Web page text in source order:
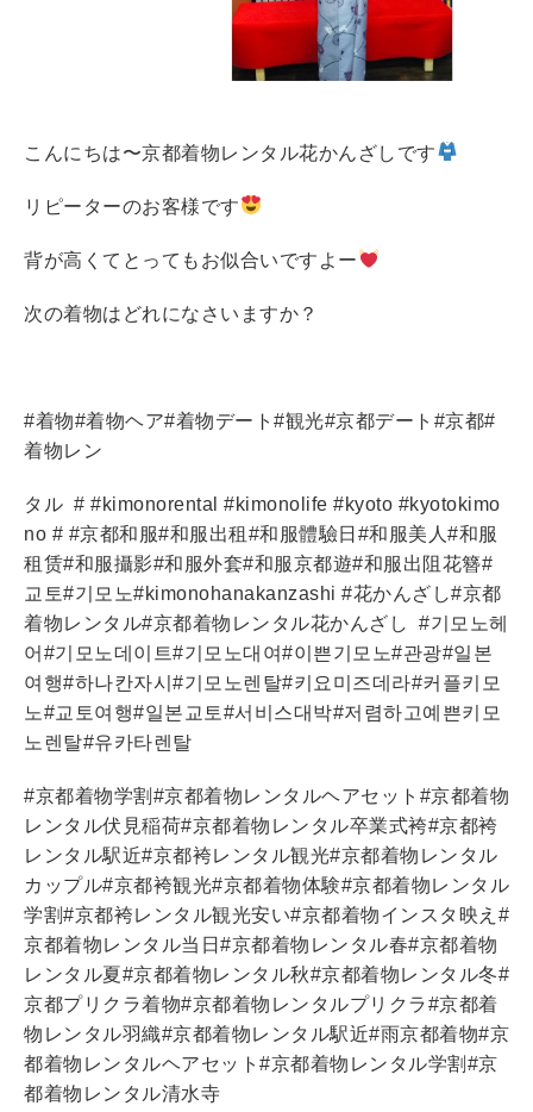
こんにちは〜京都着物レンタル花かんざしです
リピーターのお客様です
背が高くてとってもお似合いですよー
次の着物はどれになさいますか？
#着物#着物ヘア#着物デート #観光#京都デート #京都#
着物レン
タル # #kimonorental #kimonolife #kyoto #kyotokimo
no # #京都和服#和服出租 #和服體驗日 #和服美人 #和服
租 赁#和服攝影#和服外套#和服京都遊#和服出阻花簪#
교토#기모노#kimonohanakanzashi #花かんざし#京都
着物レンタル#京都着物レンタル花かんざし #기모노헤
어 #기모노데이트#기모노대여#이쁜기모노#관광#일본
여행#하나칸자시 #기모노렌탈#키요미즈데라#커플키모
노#교토여행#일본교토#서비스대박#저렴하고예쁜키모
노렌탈#유카타렌탈
#京都着物学割 #京都着物レンタルヘアセット #京都着物
レンタル伏見稲荷#京都着物レンタル卒業式袴#京都袴
レンタル駅近#京都袴レンタル観光#京都着物レンタル
カップル#京都袴観光#京都着物体験#京都着物レンタル
学割#京都袴レンタル観光安い#京都着物インスタ映え #
京都着物レンタル当日 #京都着物 レンタル春#京都着物
レンタル夏#京都着物レンタル秋#京都着物レンタル冬#
京都プリクラ着物#京都着物 レンタルプリクラ#京都着
物レンタル羽織#京都着物レンタル駅近#雨京都着物#京
都着物 レンタルヘアセット #京都着物 レンタル学割 #京
都着物 レンタル清水寺